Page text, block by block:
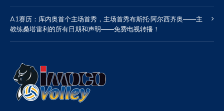
A1赛历：库内奥首个主场首秀，主场首秀布斯托·阿尔西齐奥——主
教练桑塔雷利的所有日期和声明——免费电视转播！